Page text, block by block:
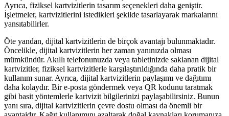
Ayrıca, fiziksel kartvizitlerin tasarım seçenekleri daha geniştir.
İşletmeler, kartvizitlerini istedikleri şekilde tasarlayarak markalarını
yansıtabilirler.
Öte yandan, dijital kartvizitlerin de birçok avantajı bulunmaktadır.
Öncelikle, dijital kartvizitlerin her zaman yanınızda olması
mümkündür. Akıllı telefonunuzda veya tabletinizde saklanan dijital
kartvizitler, fiziksel kartvizitlerle karşılaştırıldığında daha pratik bir
kullanım sunar. Ayrıca, dijital kartvizitlerin paylaşımı ve dağıtımı
daha kolaydır. Bir e-posta göndermek veya QR kodunu taratmak
gibi basit yöntemlerle kartvizit bilgilerinizi paylaşabilirsiniz. Bunun
yanı sıra, dijital kartvizitlerin çevre dostu olması da önemli bir